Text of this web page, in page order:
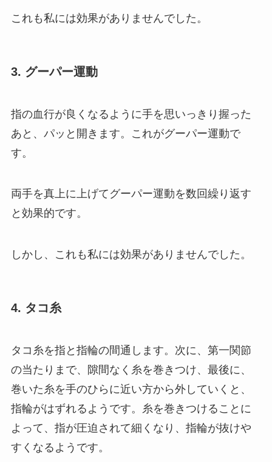
これも私には効果がありませんでした。
3. グーパー運動
指の血行が良くなるように手を思いっきり握った
あと、パッと開きます。これがグーパー運動で
す。
両手を真上に上げてグーパー運動を数回繰り返す
と効果的です。
しかし、これも私には効果がありませんでした。
4. タコ糸
タコ糸を指と指輪の間通します。次に、第一関節
の当たりまで、隙間なく糸を巻きつけ、最後に、
巻いた糸を手のひらに近い方から外していくと、
指輪がはずれるようです。糸を巻きつけることに
よって、指が圧迫されて細くなり、指輪が抜けや
すくなるようです。